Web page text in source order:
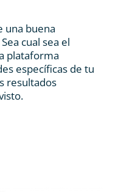
una buena
cual sea el
plataforma
específicas de tu
resultados